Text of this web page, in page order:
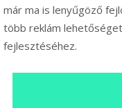
már ma is lenyűgöző
több reklám
fejlesztéséhez.